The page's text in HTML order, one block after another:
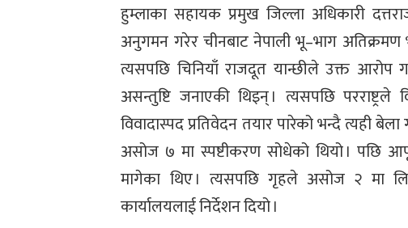
हुम्लाका सहायक प्रमुख जिल्ला अधिकारी
अनुगमन गरेर चीनबाट नेपाली भू–भाग
त्यसपछि चिनियाँ राजदूत यान्छीले उक्त आरोप
असन्तुष्टि जनाएकी थिइन् । त्यसपछि
विवादास्पद प्रतिवेदन तयार पारेको भन्दै त्यही
असोज ७ मा स्पष्टीकरण सोधेको थियो । पछि
मागेका थिए । त्यसपछि गृहले असोज २ मा
कार्यालयलाई निर्देशन दियो ।